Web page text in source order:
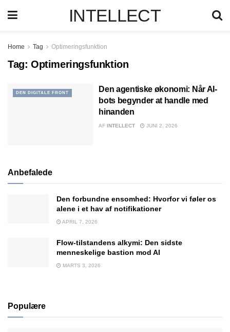
INTELLECT
Home Tag Optimeringsfunktion
Tag: Optimeringsfunktion
DEN DIGITALE FRONT
Den agentiske økonomi: Når AI-
bots begynder at handle med
hinanden
AF INTELLECT JUNI 2, 2026
Anbefalede
Den forbundne ensomhed: Hvorfor vi føler os
alene i et hav af notifikationer
APRIL 7, 2026
Flow-tilstandens alkymi: Den sidste
menneskelige bastion mod AI
MARTS 3, 2026
Populære